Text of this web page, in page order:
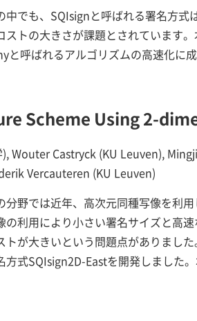
でも、SQIsignと呼ばれる署名方
トの大きさが課題とされています
呼ばれるアルゴリズムの高速化に
Scheme Using 2-
Wouter Castryck (KU Leuven),
Vercauteren (KU Leuven)
野では近年、高次元同種写像を利
利用により小さい署名サイズと高
が大きいという問題点がありまし
式SQIsign2D-Eastを開発しました